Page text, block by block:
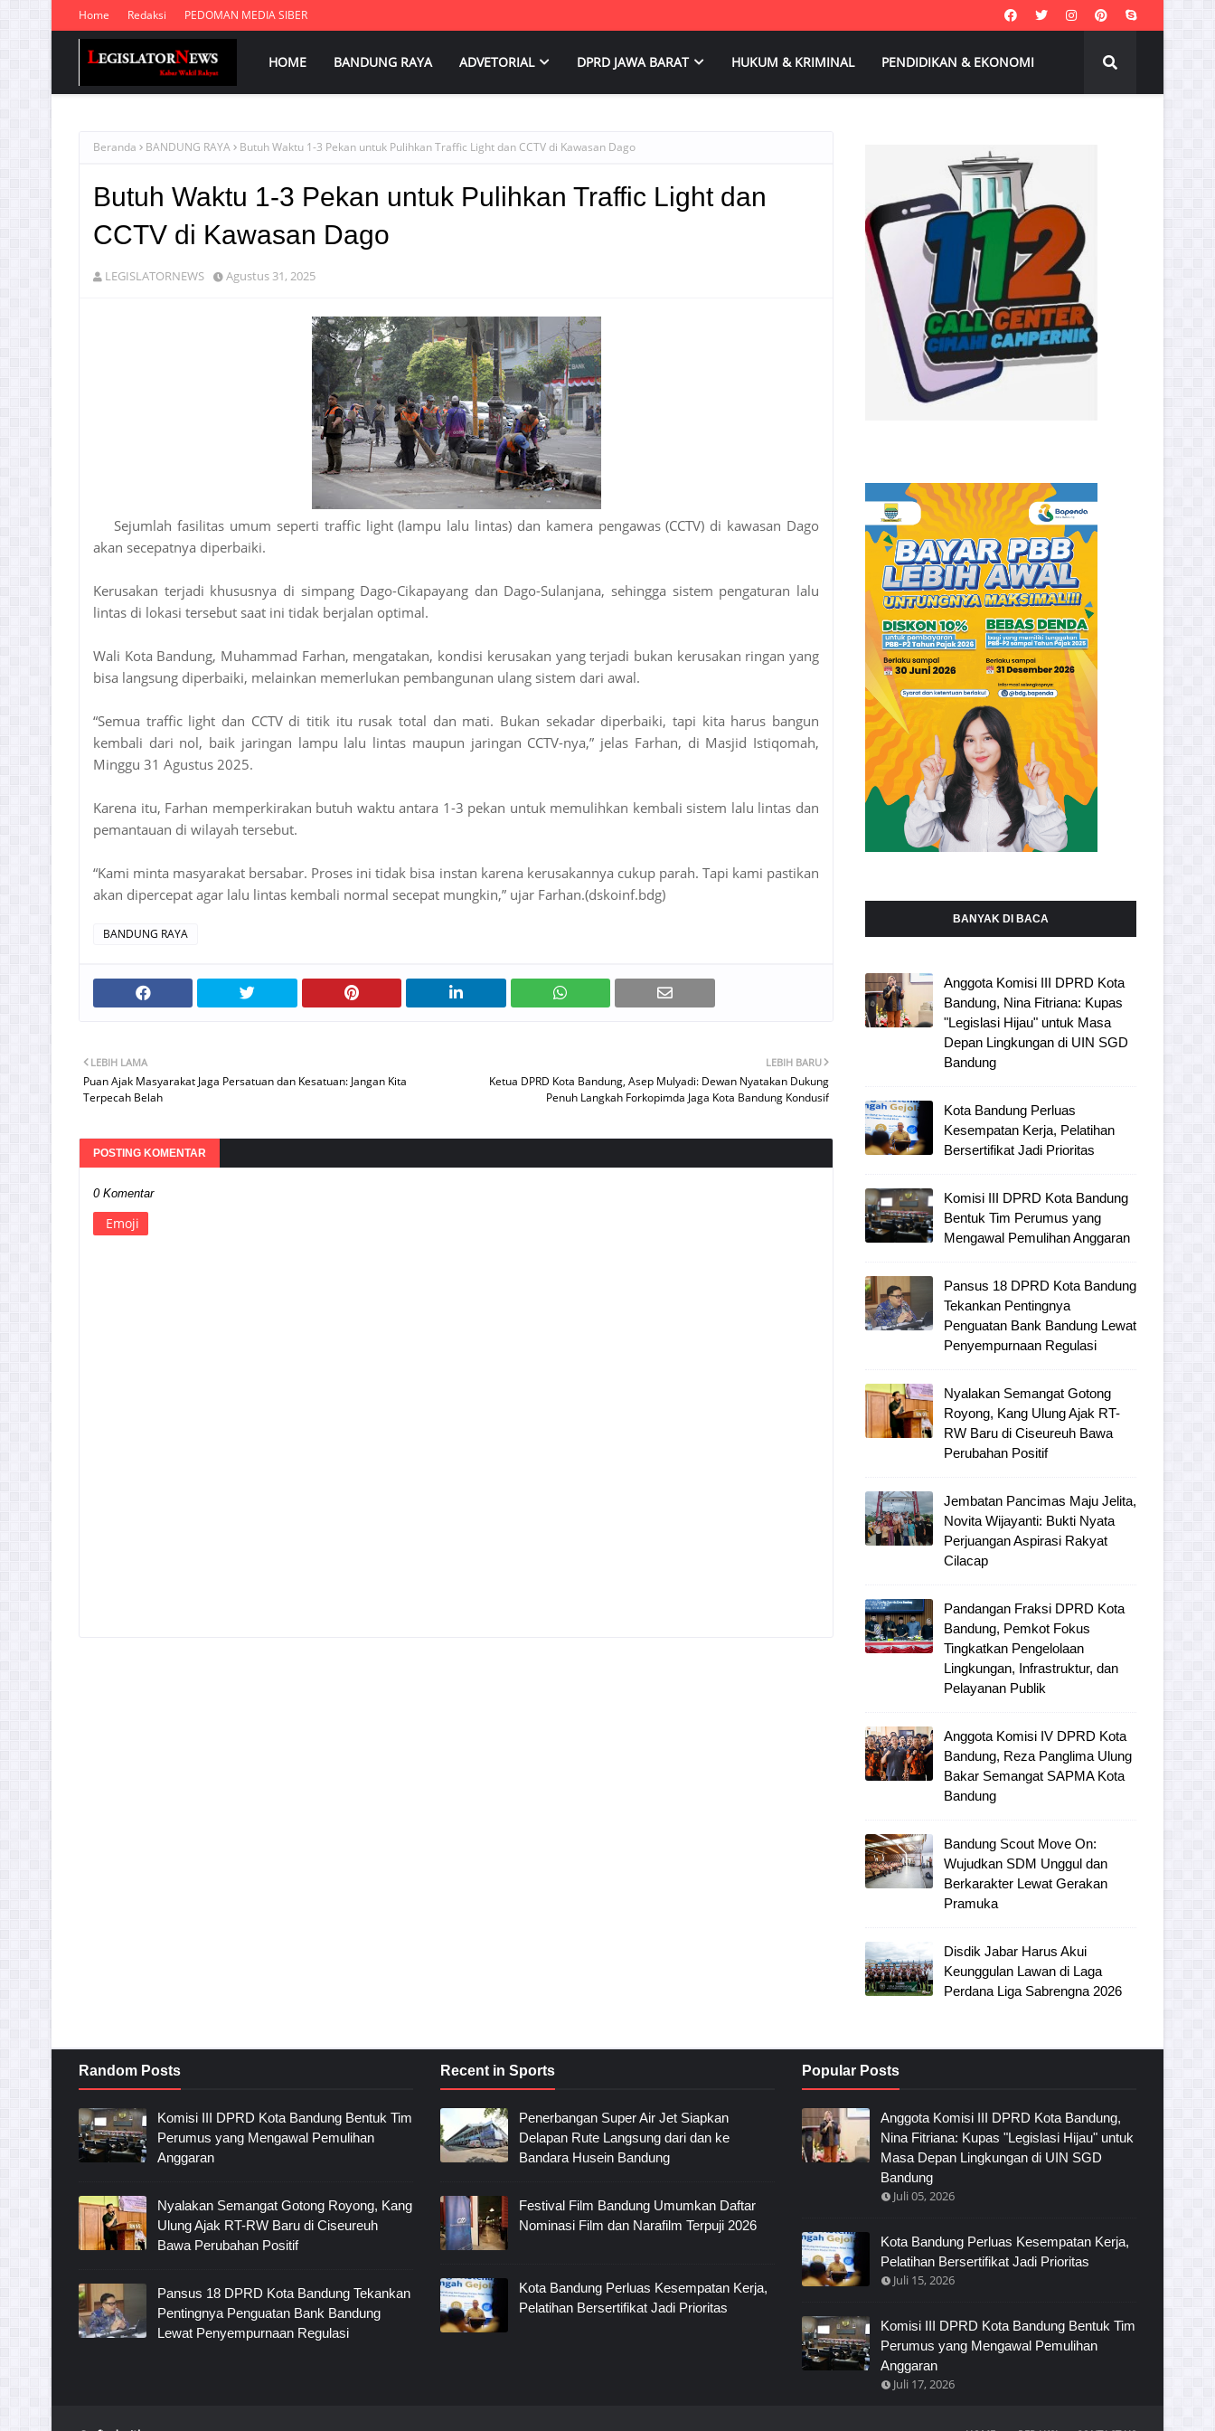
Home Redaksi PEDOMAN MEDIA SIBER
HOME BANDUNG RAYA ADVETORIAL DPRD JAWA BARAT HUKUM & KRIMINAL PENDIDIKAN & EKONOMI
Beranda BANDUNG RAYA Butuh Waktu 1-3 Pekan untuk Pulihkan Traffic Light dan CCTV di Kawasan Dago
Butuh Waktu 1-3 Pekan untuk Pulihkan Traffic Light dan
CCTV di Kawasan Dago
LEGISLATORNEWS Agustus 31, 2025
Sejumlah fasilitas umum seperti traffic light (lampu lalu lintas) dan kamera pengawas (CCTV) di kawasan Dago
akan secepatnya diperbaiki.
Kerusakan terjadi khususnya di simpang Dago-Cikapayang dan Dago-Sulanjana, sehingga sistem pengaturan lalu
lintas di lokasi tersebut saat ini tidak berjalan optimal.
Wali Kota Bandung, Muhammad Farhan, mengatakan, kondisi kerusakan yang terjadi bukan kerusakan ringan yang
bisa langsung diperbaiki, melainkan memerlukan pembangunan ulang sistem dari awal.
“Semua traffic light dan CCTV di titik itu rusak total dan mati. Bukan sekadar diperbaiki, tapi kita harus bangun
kembali dari nol, baik jaringan lampu lalu lintas maupun jaringan CCTV-nya,” jelas Farhan, di Masjid Istiqomah,
Minggu 31 Agustus 2025.
Karena itu, Farhan memperkirakan butuh waktu antara 1-3 pekan untuk memulihkan kembali sistem lalu lintas dan
pemantauan di wilayah tersebut.
“Kami minta masyarakat bersabar. Proses ini tidak bisa instan karena kerusakannya cukup parah. Tapi kami pastikan
akan dipercepat agar lalu lintas kembali normal secepat mungkin,” ujar Farhan.(dskoinf.bdg)
BANDUNG RAYA
LEBIH BARU
Ketua DPRD Kota Bandung, Asep Mulyadi: Dewan Nyatakan Dukung
Penuh Langkah Forkopimda Jaga Kota Bandung Kondusif
LEBIH LAMA
Puan Ajak Masyarakat Jaga Persatuan dan Kesatuan: Jangan Kita
Terpecah Belah
POSTING KOMENTAR
0 Komentar
Emoji
BANYAK DI BACA
Anggota Komisi III DPRD Kota
Bandung, Nina Fitriana: Kupas
"Legislasi Hijau" untuk Masa
Depan Lingkungan di UIN SGD
Bandung
Kota Bandung Perluas
Kesempatan Kerja, Pelatihan
Bersertifikat Jadi Prioritas
Komisi III DPRD Kota Bandung
Bentuk Tim Perumus yang
Mengawal Pemulihan Anggaran
Pansus 18 DPRD Kota Bandung
Tekankan Pentingnya
Penguatan Bank Bandung Lewat
Penyempurnaan Regulasi
Nyalakan Semangat Gotong
Royong, Kang Ulung Ajak RT-
RW Baru di Ciseureuh Bawa
Perubahan Positif
Jembatan Pancimas Maju Jelita,
Novita Wijayanti: Bukti Nyata
Perjuangan Aspirasi Rakyat
Cilacap
Pandangan Fraksi DPRD Kota
Bandung, Pemkot Fokus
Tingkatkan Pengelolaan
Lingkungan, Infrastruktur, dan
Pelayanan Publik
Anggota Komisi IV DPRD Kota
Bandung, Reza Panglima Ulung
Bakar Semangat SAPMA Kota
Bandung
Bandung Scout Move On:
Wujudkan SDM Unggul dan
Berkarakter Lewat Gerakan
Pramuka
Disdik Jabar Harus Akui
Keunggulan Lawan di Laga
Perdana Liga Sabrengna 2026
Random Posts
Komisi III DPRD Kota Bandung Bentuk Tim
Perumus yang Mengawal Pemulihan
Anggaran
Nyalakan Semangat Gotong Royong, Kang
Ulung Ajak RT-RW Baru di Ciseureuh
Bawa Perubahan Positif
Pansus 18 DPRD Kota Bandung Tekankan
Pentingnya Penguatan Bank Bandung
Lewat Penyempurnaan Regulasi
Recent in Sports
Penerbangan Super Air Jet Siapkan
Delapan Rute Langsung dari dan ke
Bandara Husein Bandung
Festival Film Bandung Umumkan Daftar
Nominasi Film dan Narafilm Terpuji 2026
Kota Bandung Perluas Kesempatan Kerja,
Pelatihan Bersertifikat Jadi Prioritas
Popular Posts
Anggota Komisi III DPRD Kota Bandung,
Nina Fitriana: Kupas "Legislasi Hijau" untuk
Masa Depan Lingkungan di UIN SGD
Bandung
Juli 05, 2026
Kota Bandung Perluas Kesempatan Kerja,
Pelatihan Bersertifikat Jadi Prioritas
Juli 15, 2026
Komisi III DPRD Kota Bandung Bentuk Tim
Perumus yang Mengawal Pemulihan
Anggaran
Juli 17, 2026